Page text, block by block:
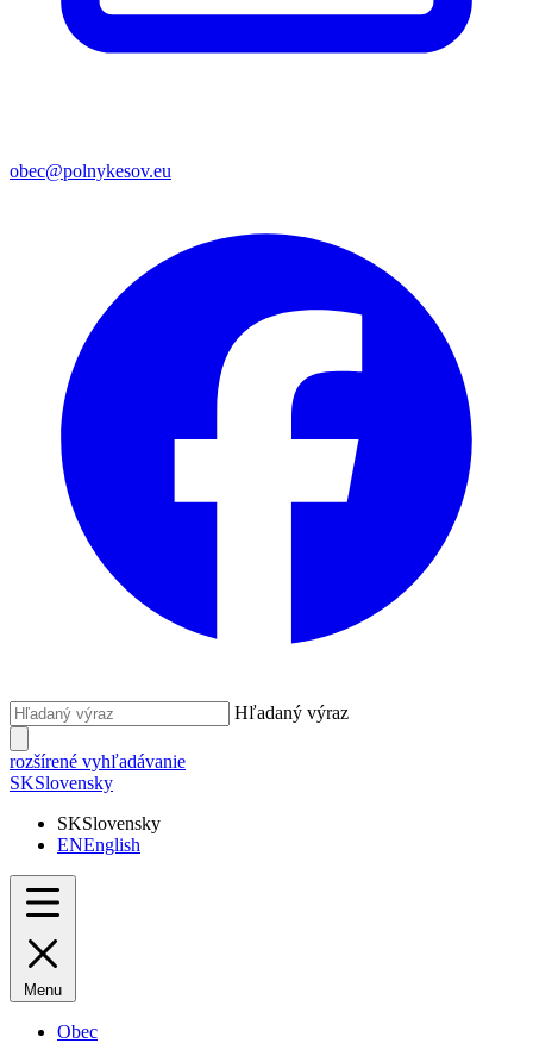
obec@polnykesov.eu
Hľadaný výraz
rozšírené vyhľadávanie
SKSlovensky
SKSlovensky
ENEnglish
Menu
Obec